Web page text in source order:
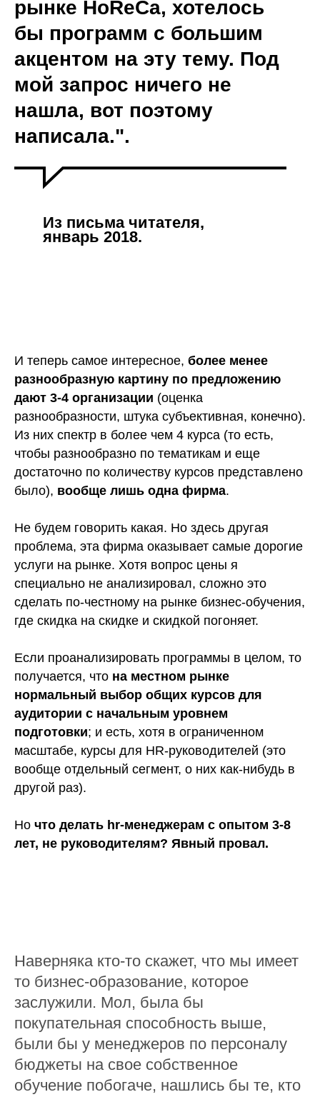
рынке HoReCa, хотелось
бы программ с большим
акцентом на эту тему. Под
мой запрос ничего не
нашла, вот поэтому
написала.".
Из письма читателя,
январь 2018.
И теперь самое интересное, более менее
разнообразную картину по предложению
дают 3-4 организации (оценка
разнообразности, штука субъективная, конечно).
Из них спектр в более чем 4 курса (то есть,
чтобы разнообразно по тематикам и еще
достаточно по количеству курсов представлено
было), вообще лишь одна фирма.
Не будем говорить какая. Но здесь другая
проблема, эта фирма оказывает самые дорогие
услуги на рынке. Хотя вопрос цены я
специально не анализировал, сложно это
сделать по-честному на рынке бизнес-обучения,
где скидка на скидке и скидкой погоняет.
Если проанализировать программы в целом, то
получается, что на местном рынке
нормальный выбор общих курсов для
аудитории с начальным уровнем
подготовки; и есть, хотя в ограниченном
масштабе, курсы для HR-руководителей (это
вообще отдельный сегмент, о них как-нибудь в
другой раз).
Но что делать hr-менеджерам с опытом 3-8
лет, не руководителям? Явный провал.
Наверняка кто-то скажет, что мы имеет
то бизнес-образование, которое
заслужили. Мол, была бы
покупательная способность выше,
были бы у менеджеров по персоналу
бюджеты на свое собственное
обучение побогаче, нашлись бы те, кто